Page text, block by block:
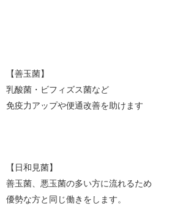
【善玉菌】
乳酸菌・ビフィズス菌など
免疫力アップや便通改善を助けます
【日和見菌】
善玉菌、悪玉菌の多い方に流れるため
優勢な方と同じ働きをします。